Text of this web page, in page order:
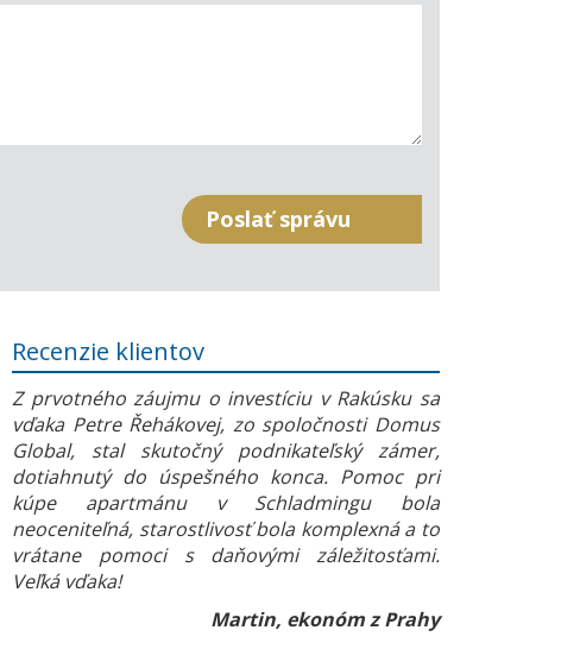
Recenzie klientov
Z prvotného záujmu o investíciu v Rakúsku sa
vďaka Petre Řehákovej, zo spoločnosti Domus
Global, stal skutočný podnikateľský zámer,
dotiahnutý do úspešného konca. Pomoc pri
kúpe apartmánu v Schladmingu bola
neoceniteľná, starostlivosť bola komplexná a to
vrátane pomoci s daňovými záležitosťami.
Veľká vďaka!
Martin, ekonóm z Prahy